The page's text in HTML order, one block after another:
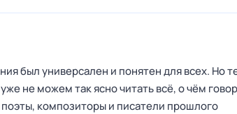
был универсален и понятен для всех. Но
не можем так ясно читать всё, о чём
композиторы и писатели прошлого